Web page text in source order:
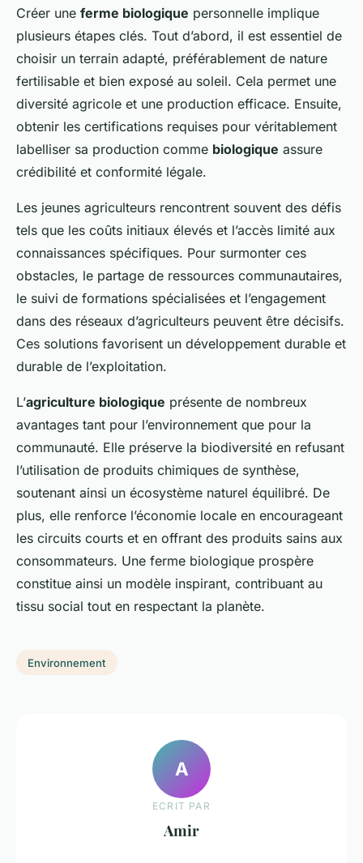
Créer une ferme biologique personnelle implique
plusieurs étapes clés. Tout d’abord, il est essentiel de
choisir un terrain adapté, préférablement de nature
fertilisable et bien exposé au soleil. Cela permet une
diversité agricole et une production efficace. Ensuite,
obtenir les certifications requises pour véritablement
labelliser sa production comme biologique assure
crédibilité et conformité légale.
Les jeunes agriculteurs rencontrent souvent des défis
tels que les coûts initiaux élevés et l’accès limité aux
connaissances spécifiques. Pour surmonter ces
obstacles, le partage de ressources communautaires,
le suivi de formations spécialisées et l’engagement
dans des réseaux d’agriculteurs peuvent être décisifs.
Ces solutions favorisent un développement durable et
durable de l’exploitation.
L’agriculture biologique présente de nombreux
avantages tant pour l’environnement que pour la
communauté. Elle préserve la biodiversité en refusant
l’utilisation de produits chimiques de synthèse,
soutenant ainsi un écosystème naturel équilibré. De
plus, elle renforce l’économie locale en encourageant
les circuits courts et en offrant des produits sains aux
consommateurs. Une ferme biologique prospère
constitue ainsi un modèle inspirant, contribuant au
tissu social tout en respectant la planète.
Environnement
A
ECRIT PAR
Amir